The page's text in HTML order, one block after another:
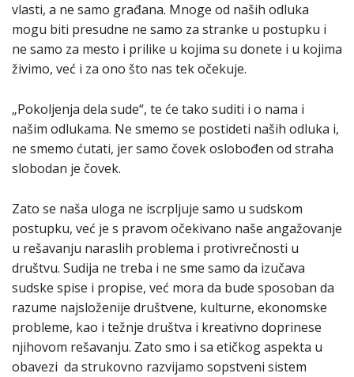
vlasti, a ne samo građana. Mnoge od naših odluka
mogu biti presudne ne samo za stranke u postupku i
ne samo za mesto i prilike u kojima su donete i u kojima
živimo, već i za ono što nas tek očekuje.
„Pokoljenja dela sude“, te će tako suditi i o nama i
našim odlukama. Ne smemo se postideti naših odluka i,
ne smemo ćutati, jer samo čovek oslobođen od straha
slobodan je čovek.
Zato se naša uloga ne iscrpljuje samo u sudskom
postupku, već je s pravom očekivano naše angažovanje
u rešavanju naraslih problema i protivrečnosti u
društvu. Sudija ne treba i ne sme samo da izučava
sudske spise i propise, već mora da bude sposoban da
razume najsloženije društvene, kulturne, ekonomske
probleme, kao i težnje društva i kreativno doprinese
njihovom rešavanju. Zato smo i sa etičkog aspekta u
obavezi da strukovno razvijamo sopstveni sistem